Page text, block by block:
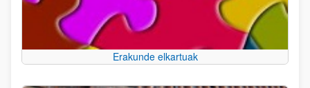
Erakunde elkartuak